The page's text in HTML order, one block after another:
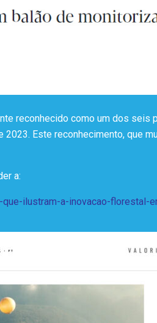
reconhecido como um dos
Este reconhecimento, que
a:
ilustram-a-inovacao-florestal-